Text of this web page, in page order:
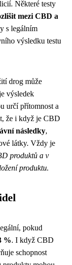
Některé testy
mezi CBD a
s legálním
výsledku testu
drog může
výsledek
určí přítomnost a
že i když je CBD
následky,
látky. Vždy je
produktů a v
produktu.
pokud
%. I když CBD
schopnost